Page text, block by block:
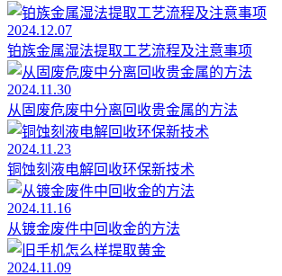
2024.12.07
铂族金属湿法提取工艺流程及注意事项
2024.11.30
从固废危废中分离回收贵金属的方法
2024.11.23
铜蚀刻液电解回收环保新技术
2024.11.16
从镀金废件中回收金的方法
2024.11.09